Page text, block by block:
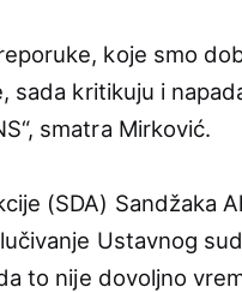
koje smo
sada kritikuju i
smatra Mirković.
(SDA) Sandžaka
Ustavnog
to nije dovoljno